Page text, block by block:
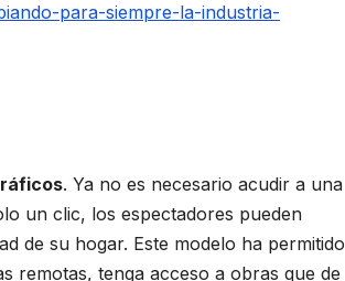
para-siempre-la-industria-
. Ya no es necesario acudir a una
un clic, los espectadores pueden
de su hogar. Este modelo ha permitido
remotas, tenga acceso a obras que de